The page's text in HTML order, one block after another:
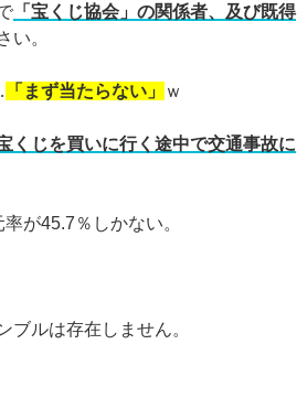
「宝くじ協会」の関係者、及び既得
い。
「まず当たらない」 ｗ
くじを買いに行く途中で交通事故に
が45.7％しかない。
ブルは存在しません。